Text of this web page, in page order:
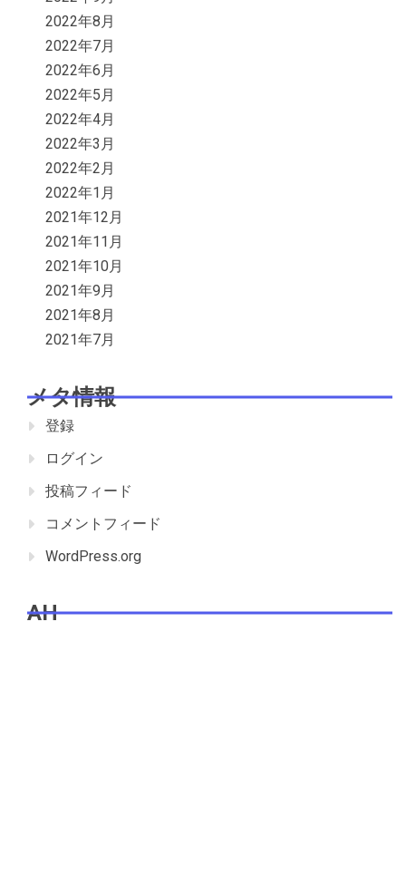
2022年8月
2022年7月
2022年6月
2022年5月
2022年4月
2022年3月
2022年2月
2022年1月
2021年12月
2021年11月
2021年10月
2021年9月
2021年8月
2021年7月
メタ情報
登録
ログイン
投稿フィード
コメントフィード
WordPress.org
AH